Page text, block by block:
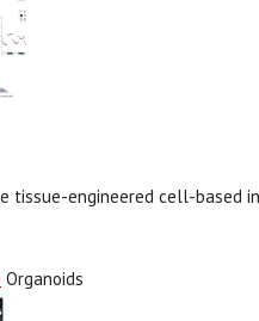
tissue-engineered cell-based
Organoids